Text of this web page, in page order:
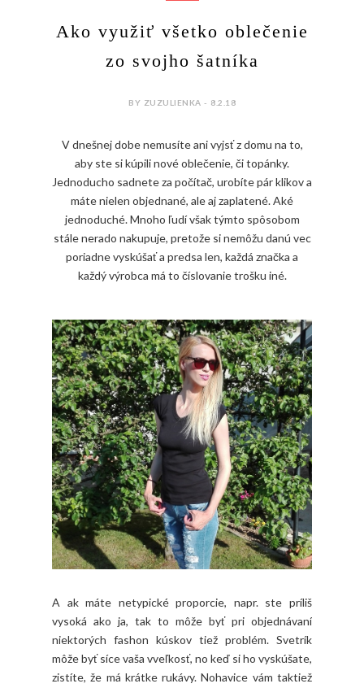
Ako využiť všetko oblečenie
zo svojho šatníka
BY ZUZULIENKA - 8.2.18
V dnešnej dobe nemusíte ani vyjsť z domu na to,
aby ste si kúpili nové oblečenie, či topánky.
Jednoducho sadnete za počítač, urobíte pár klikov a
máte nielen objednané, ale aj zaplatené. Aké
jednoduché. Mnoho ľudí však týmto spôsobom
stále nerado nakupuje, pretože si nemôžu danú vec
poriadne vyskúšať a predsa len, každá značka a
každý výrobca má to číslovanie trošku iné.
A ak máte netypické proporcie, napr. ste príliš
vysoká ako ja, tak to môže byť pri objednávaní
niektorých fashon kúskov tiež problém. Svetrík
môže byť síce vaša vveľkosť, no keď si ho vyskúšate,
zistíte, že má krátke rukávy. Nohavice vám taktiež